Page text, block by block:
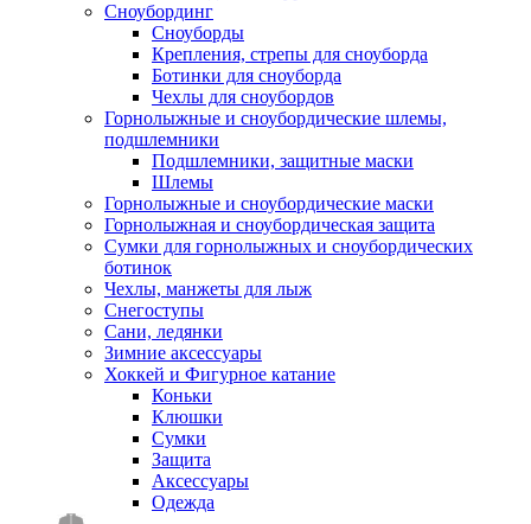
Сноубординг
Сноуборды
Крепления, стрепы для сноуборда
Ботинки для сноуборда
Чехлы для сноубордов
Горнолыжные и сноубордические шлемы,
подшлемники
Подшлемники, защитные маски
Шлемы
Горнолыжные и сноубордические маски
Горнолыжная и сноубордическая защита
Сумки для горнолыжных и сноубордических
ботинок
Чехлы, манжеты для лыж
Снегоступы
Сани, ледянки
Зимние аксессуары
Хоккей и Фигурное катание
Коньки
Клюшки
Сумки
Защита
Аксессуары
Одежда